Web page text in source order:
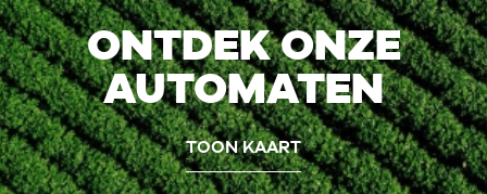
ONTDEK ONZE
AUTOMATEN
TOON KAART